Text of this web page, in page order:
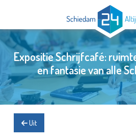
Expositie Schrijfcafé:
en fantasie van alle
Uit